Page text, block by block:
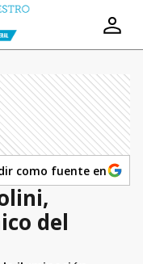
como fuente en
del